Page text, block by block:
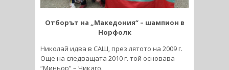
Отборът на „Македония“ – шампион в
Норфолк
Николай идва в САЩ, през лятото на 2009 г.
Още на следващата 2010 г. той основава
“Миньор” – Чикаго.